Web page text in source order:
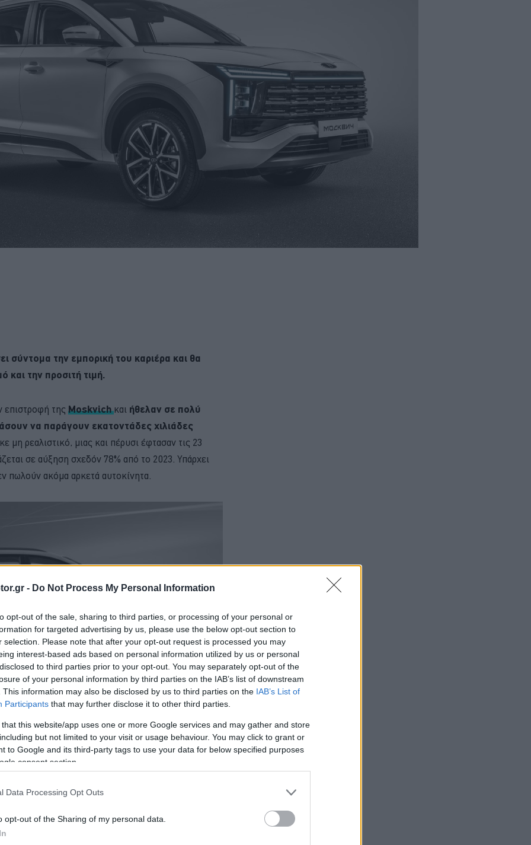
- Do Not Process My Personal Information
opt-out of the sale, sharing to third parties, or processing of your personal or
for targeted advertising by us, please use the below opt-out section to
selection. Please note that after your opt-out request is processed you may
interest-based ads based on personal information utilized by us or personal
to third parties prior to your opt-out. You may separately opt-out of the
of your personal information by third parties on the IAB’s list of downstream
This information may also be disclosed by us to third parties on the IAB’s List of
Participants that may further disclose it to other third parties.
that this website/app uses one or more Google services and may gather and store
but not limited to your visit or usage behaviour. You may click to grant or
to Google and its third-party tags to use your data for below specified purposes
consent section.
Data Processing Opt Outs
opt-out of the Sharing of my personal data.
σύντομα την εμπορική του καριέρα και θα
και την προσιτή τιμή.
επιστροφή της Moskvichκαι ήθελαν σε πολύ
να παράγουν εκατοντάδες χιλιάδες
μη ρεαλιστικό, μιας και πέρυσι έφτασαν τις 23
σε αύξηση σχεδόν 78% από το 2023. Υπάρχει
πωλούν ακόμα αρκετά αυτοκίνητα.